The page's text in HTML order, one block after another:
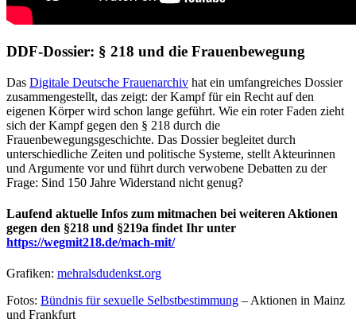
DDF-Dossier: § 218 und die Frauenbewegung
Das Digitale Deutsche Frauenarchiv hat ein umfangreiches Dossier
zusammengestellt, das zeigt: der Kampf für ein Recht auf den
eigenen Körper wird schon lange geführt. Wie ein roter Faden zieht
sich der Kampf gegen den § 218 durch die
Frauenbewegungsgeschichte. Das Dossier begleitet durch
unterschiedliche Zeiten und politische Systeme, stellt Akteurinnen
und Argumente vor und führt durch verwobene Debatten zu der
Frage: Sind 150 Jahre Widerstand nicht genug?
Laufend aktuelle Infos zum mitmachen bei weiteren Aktionen
gegen den §218 und §219a findet Ihr unter
https://wegmit218.de/mach-mit/
Grafiken: mehralsdudenkst.org
Fotos: Bündnis für sexuelle Selbstbestimmung – Aktionen in Mainz
und Frankfurt